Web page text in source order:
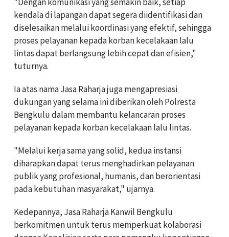
kendala di lapangan dapat segera diidentifikasi dan
diselesaikan melalui koordinasi yang efektif, sehingga
proses pelayanan kepada korban kecelakaan lalu
lintas dapat berlangsung lebih cepat dan efisien,"
tuturnya.
Ia atas nama Jasa Raharja juga mengapresiasi
dukungan yang selama ini diberikan oleh Polresta
Bengkulu dalam membantu kelancaran proses
pelayanan kepada korban kecelakaan lalu lintas.
"Melalui kerja sama yang solid, kedua instansi
diharapkan dapat terus menghadirkan pelayanan
publik yang profesional, humanis, dan berorientasi
pada kebutuhan masyarakat," ujarnya.
Kedepannya, Jasa Raharja Kanwil Bengkulu
berkomitmen untuk terus memperkuat kolaborasi